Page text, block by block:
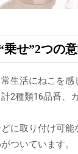
乗せ”2つの
常生活にねこを
2種類16品番、
に取り付け可
ついています。